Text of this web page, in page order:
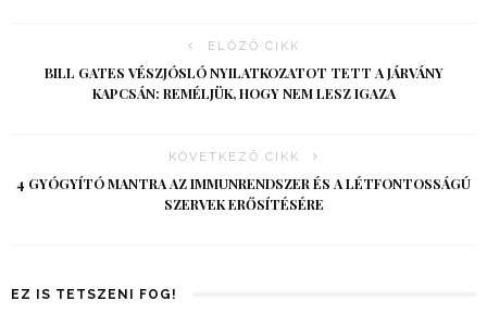
ELŐZŐ CIKK
BILL GATES VÉSZJÓSLÓ NYILATKOZATOT TETT A JÁRVÁNY
KAPCSÁN: REMÉLJÜK, HOGY NEM LESZ IGAZA
KÖVETKEZŐ CIKK
4 GYÓGYÍTÓ MANTRA AZ IMMUNRENDSZER ÉS A LÉTFONTOSSÁGÚ
SZERVEK ERŐSÍTÉSÉRE
EZ IS TETSZENI FOG!